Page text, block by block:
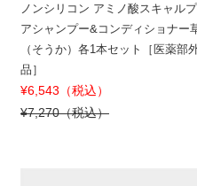
ノンシリコン アミノ酸スキャル
アシャンプー&コンディショナー
（そうか）各1本セット［医薬部
品］
¥6,543（税込）
¥7,270（税込）